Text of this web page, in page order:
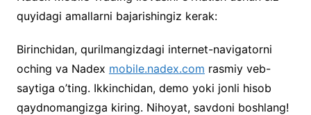
quyidagi amallarni bajarishingiz kerak:
Birinchidan, qurilmangizdagi internet-navigatorni
oching va Nadex mobile.nadex.com rasmiy veb-
saytiga o’ting. Ikkinchidan, demo yoki jonli hisob
qaydnomangizga kiring. Nihoyat, savdoni boshlang!